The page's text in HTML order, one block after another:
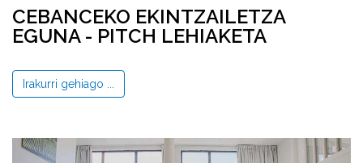
CEBANCEKO EKINTZAILETZA
EGUNA - PITCH LEHIAKETA
Irakurri gehiago ...